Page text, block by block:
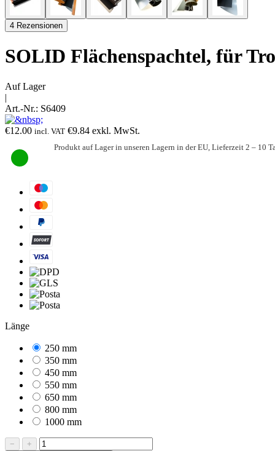
4 Rezensionen
SOLID Flächenspachtel, für
Auf Lager
|
Art.-Nr.: S6409
€12.00 incl. VAT €9.84 exkl. MwSt.
Produkt auf Lager in unseren Lagern in der EU, Lieferzeit 2 – 10
Länge
250 mm
350 mm
450 mm
550 mm
650 mm
800 mm
1000 mm
−
+